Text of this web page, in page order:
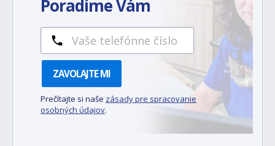
Poradíme Vám
ZAVOLAJTE MI
Prečítajte si naše zásady pre spracovanie
osobných údajov.